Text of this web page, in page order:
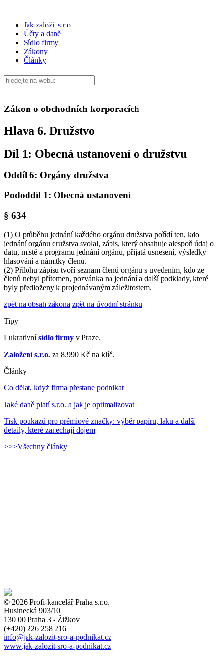
Jak založit s.r.o.
Účty a daně
Sídlo firmy
Zákony
Články
Zákon o obchodních korporacích
Hlava 6. Družstvo
Díl 1: Obecná ustanovení o družstvu
Oddíl 6: Orgány družstva
Pododdíl 1: Obecná ustanovení
§ 634
(1) O průběhu jednání každého orgánu družstva pořídí ten, kdo
jednání orgánu družstva svolal, zápis, který obsahuje alespoň údaj o
datu, místě a programu jednání orgánu, přijatá usnesení, výsledky
hlasování a námitky členů.
(2) Přílohu zápisu tvoří seznam členů orgánu s uvedením, kdo ze
členů nebyl přítomen, pozvánka na jednání a další podklady, které
byly předloženy k projednávaným záležitostem.
zpět na obsah zákona zpět na úvodní stránku
Tipy
Lukrativnísídlo firmy v Praze.
Založení s.r.o. za 8.990 Kč na klíč.
Články
Co dělat, když firma přestane podnikat
Jaké daně platí s.r.o. a jak je optimalizovat
Tisk poukazů pro prémiové značky: výběr papíru, laku a další
detaily, které zanechají dojem
>>>Všechny články
© 2026 Profi-kancelář Praha s.r.o.
Husinecká 903/10
130 00 Praha 3 - Žižkov
(+420) 226 258 216
info@jak-zalozit-sro-a-podnikat.cz
www.jak-zalozit-sro-a-podnikat.cz